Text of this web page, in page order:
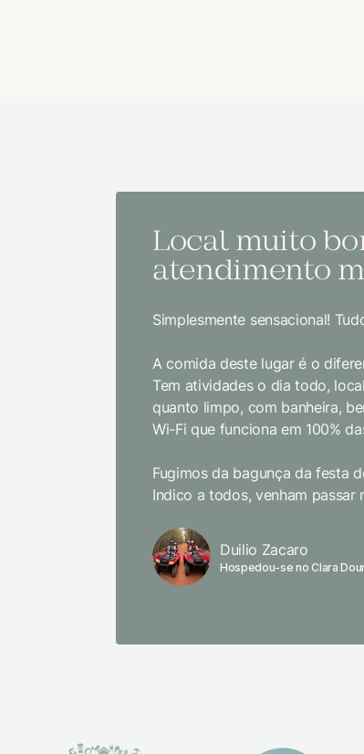
Local muito
atendimento
Simplesmente sensacional!
A comida deste lugar é o
Tem atividades o dia todo,
quanto limpo, com banheira,
Wi-Fi que funciona em 100%
Fugimos da bagunça da festa
Indico a todos, venham
Duilio Zacaro
Hospedou-se no Clara